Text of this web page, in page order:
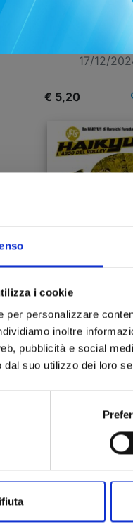
i cookie
per personalizzare
inoltre
pubblicità e social
dal suo utilizzo dei loro
17/12/
€ 5,20
LET’S